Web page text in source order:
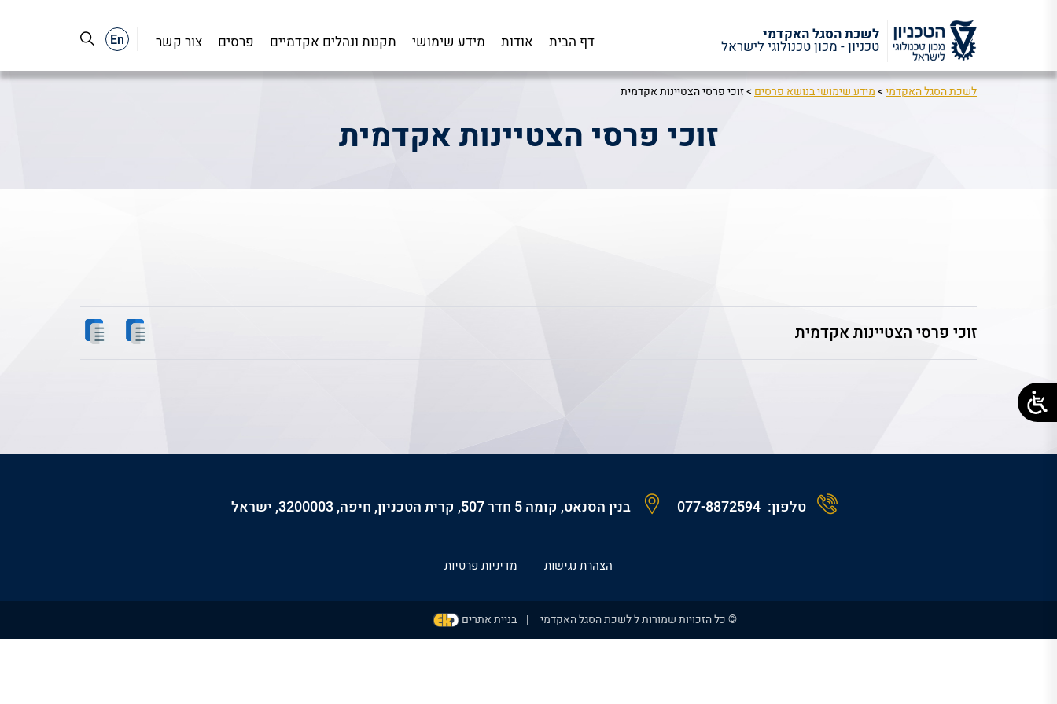
דף הבית אודות מידע שימושי תקנות ונהלים אקדמיים פרסים צור קשר En
לשכת הסגל האקדמי>מידע שימושי בנושא פרסים >זוכי פרסי הצטיינות אקדמית
זוכי פרסי הצטיינות אקדמית
זוכי פרסי הצטיינות אקדמית
טלפון: 077-8872594 בנין הסנאט, קומה 5 חדר 507, קרית הטכניון, חיפה, 3200003, ישראל
הצהרת נגישות מדיניות פרטיות
© כל הזכויות שמורות ל לשכת הסגל האקדמי בניית אתרים